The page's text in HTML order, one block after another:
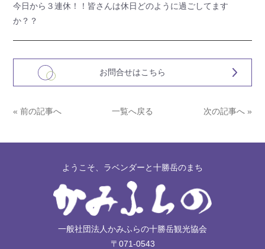
今日から３連休！！皆さんは休日どのように過ごしてます
か？？
お問合せはこちら
« 前の記事へ 一覧へ戻る 次の記事へ »
ようこそ、ラベンダーと十勝岳のまち
一般社団法人かみふらの十勝岳観光協会
〒071-0543